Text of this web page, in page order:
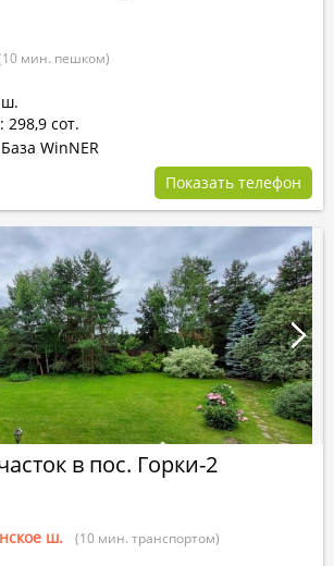
мин. пешком)
сот.
База WinNER
Показать телефон
в пос. Горки-2
ш. (10 мин. транспортом)